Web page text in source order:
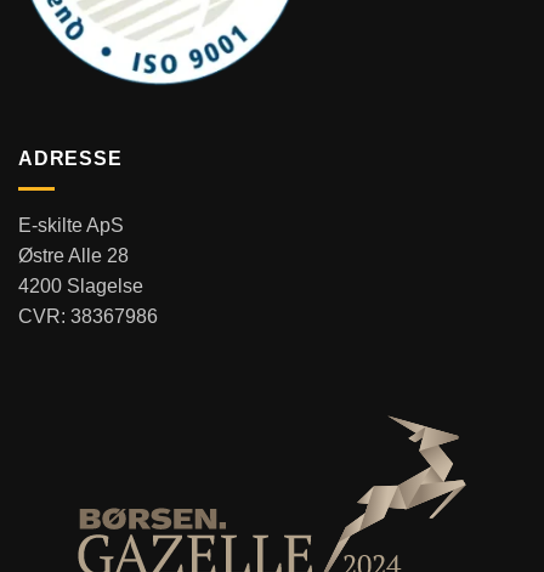
ADRESSE
E-skilte ApS
Østre Alle 28
4200 Slagelse
CVR: 38367986